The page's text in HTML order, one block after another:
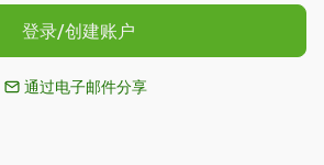
登录/创建账户
通过电子邮件分享